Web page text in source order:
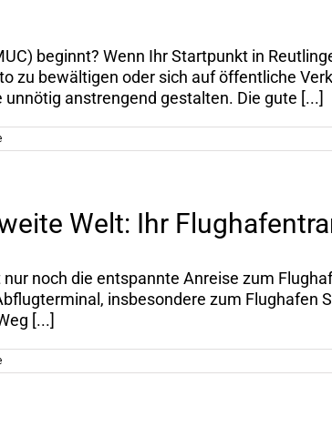
beginnt? Wenn Ihr Startpunkt in
zu bewältigen oder sich auf öffentliche
anstrengend gestalten. Die gute [...]
Welt: Ihr
noch die entspannte Anreise zum
insbesondere zum Flughafen
[...]